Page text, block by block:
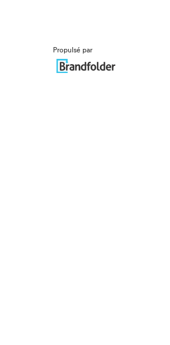
Propulsé par